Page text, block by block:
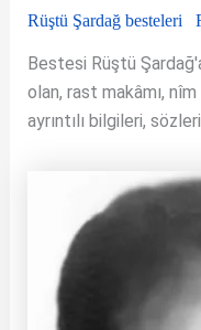
Rüştü Şardağ besteleri
Bestesi Rüştü
olan, rast makâmı,
ayrıntılı bilgileri,